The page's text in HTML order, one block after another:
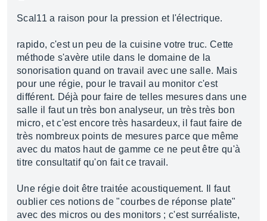
Scal11 a raison pour la pression et l'électrique.
rapido, c'est un peu de la cuisine votre truc. Cette
méthode s'avère utile dans le domaine de la
sonorisation quand on travail avec une salle. Mais
pour une régie, pour le travail au monitor c'est
différent. Déjà pour faire de telles mesures dans une
salle il faut un très bon analyseur, un très très bon
micro, et c'est encore très hasardeux, il faut faire de
très nombreux points de mesures parce que même
avec du matos haut de gamme ce ne peut être qu'à
titre consultatif qu'on fait ce travail.
Une régie doit être traitée acoustiquement. Il faut
oublier ces notions de "courbes de réponse plate"
avec des micros ou des monitors ; c'est surréaliste,